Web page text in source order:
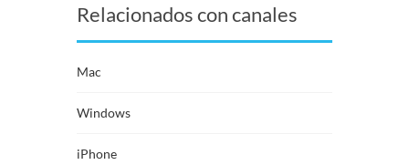
Relacionados con canales
Mac
Windows
iPhone